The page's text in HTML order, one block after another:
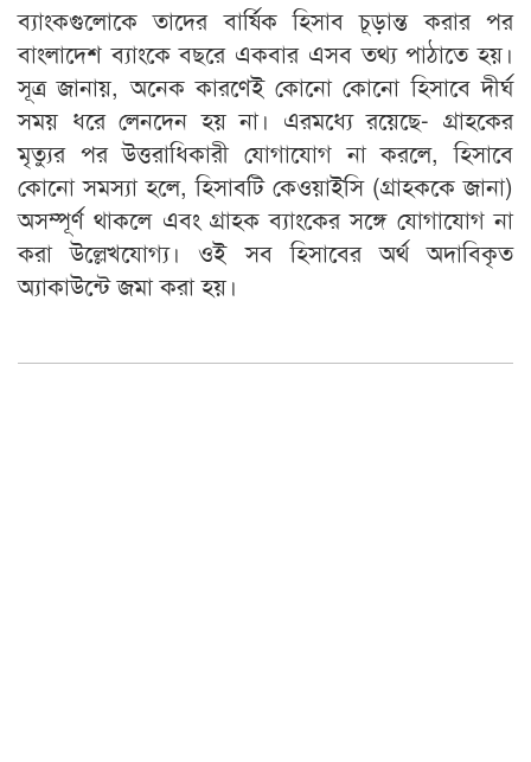
ব্যাংকগুলোকে তাদের বার্ষিক হিসাব চূড়ান্ত করার পর
বাংলাদেশ ব্যাংকে বছরে একবার এসব তথ্য পাঠাতে হয়।
সূত্র জানায়, অনেক কারণেই কোনো কোনো হিসাবে দীর্ঘ
সময় ধরে লেনদেন হয় না। এরমধ্যে রয়েছে- গ্রাহকের
মৃত্যুর পর উত্তরাধিকারী যোগাযোগ না করলে, হিসাবে
কোনো সমস্যা হলে, হিসাবটি কেওয়াইসি (গ্রাহককে জানা)
অসম্পূর্ণ থাকলে এবং গ্রাহক ব্যাংকের সঙ্গে যোগাযোগ না
করা উল্লেখযোগ্য। ওই সব হিসাবের অর্থ অদাবিকৃত
অ্যাকাউন্টে জমা করা হয়।